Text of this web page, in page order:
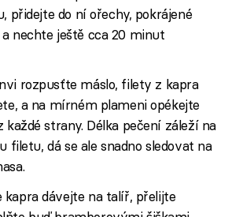
přidejte do ní ořechy, pokrájené
nechte ještě cca 20 minut
rozpusťte máslo, filety z kapra
a na mírném plameni opékejte
každé strany. Délka pečení záleží na
filetu, dá se ale snadno sledovat na
kapra dávejte na talíř, přelijte